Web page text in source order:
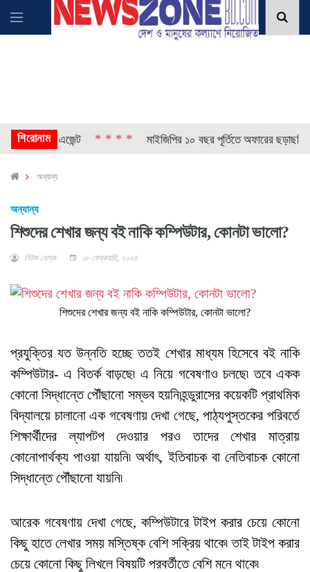
শিরোনাম
এআই এজেন্ট * * * * মাইজিপির ১০ বছর পূর্তিতে অফারের ছড়াছড়ি *
অন্যান্য
অন্যান্য
শিশুদের শেখার জন্য বই নাকি কম্পিউটার, কোনটা ভালো?
নিউজ ডেস্ক ১৮ ফেব্রুয়ারি, ২০২৪
শিশুদের শেখার জন্য বই নাকি কম্পিউটার, কোনটা ভালো?
প্রযুক্তির যত উন্নতি হচ্ছে ততই শেখার মাধ্যম হিসেবে বই নাকি
কম্পিউটার- এ বিতর্ক বাড়ছে৷ এ নিয়ে গবেষণাও চলছে৷ তবে একক
কোনো সিদ্ধান্তে পৌঁছানো সম্ভব হয়নি৷হন্ডুরাসের কয়েকটি প্রাথমিক
বিদ্যালয়ে চালানো এক গবেষণায় দেখা গেছে, পাঠ্যপুস্তকের পরিবর্তে
শিক্ষার্থীদের ল্যাপটপ দেওয়ার পরও তাদের শেখার মাত্রায়
কোনোপার্থক্য পাওয়া যায়নি৷ অর্থাৎ, ইতিবাচক বা নেতিবাচক কোনো
সিদ্ধান্তে পৌঁছানো যায়নি৷
আরেক গবেষণায় দেখা গেছে, কম্পিউটারে টাইপ করার চেয়ে কোনো
কিছু হাতে লেখার সময় মস্তিষ্ক বেশি সক্রিয় থাকে৷ তাই টাইপ করার
চেয়ে কোনো কিছু লিখলে বিষয়টি পরবর্তীতে বেশি মনে থাকে৷